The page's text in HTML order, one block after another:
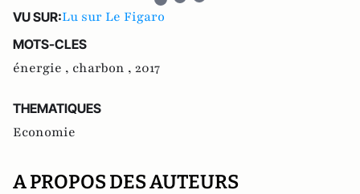
VU SUR:Lu sur Le Figaro
MOTS-CLES
énergie , charbon , 2017
THEMATIQUES
Economie
A PROPOS DES AUTEURS